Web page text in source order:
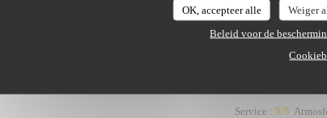
OK, accepteer alle Weiger
Beleid voor de
Service: 5/5
Service : 5/5